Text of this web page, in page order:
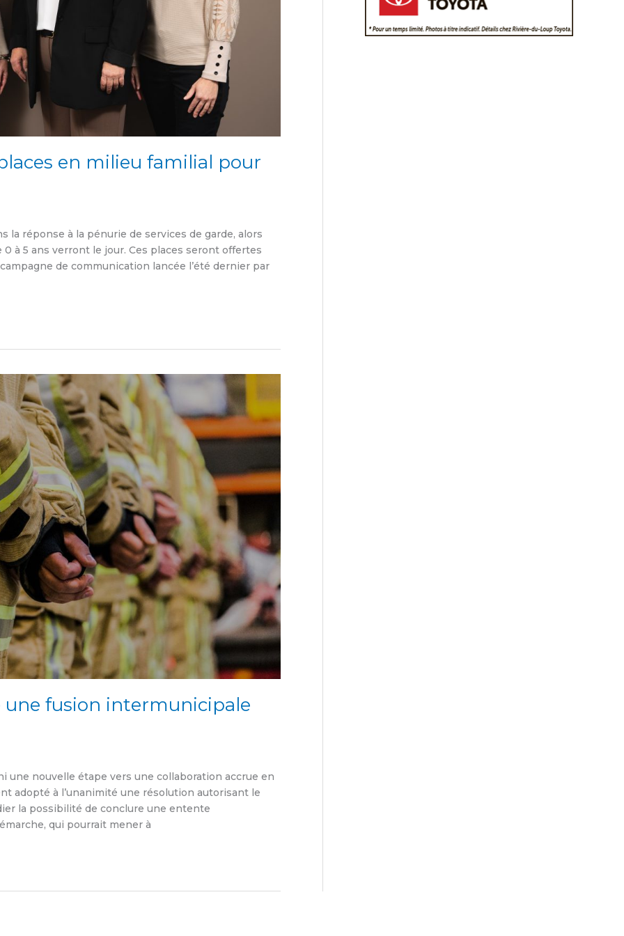
en milieu familial pour
la réponse à la pénurie de services de garde, alors
à 5 ans verront le jour. Ces places seront offertes
de communication lancée l’été dernier par
une fusion intermunicipale
une nouvelle étape vers une collaboration accrue en
adopté à l’unanimité une résolution autorisant le
la possibilité de conclure une entente
qui pourrait mener à